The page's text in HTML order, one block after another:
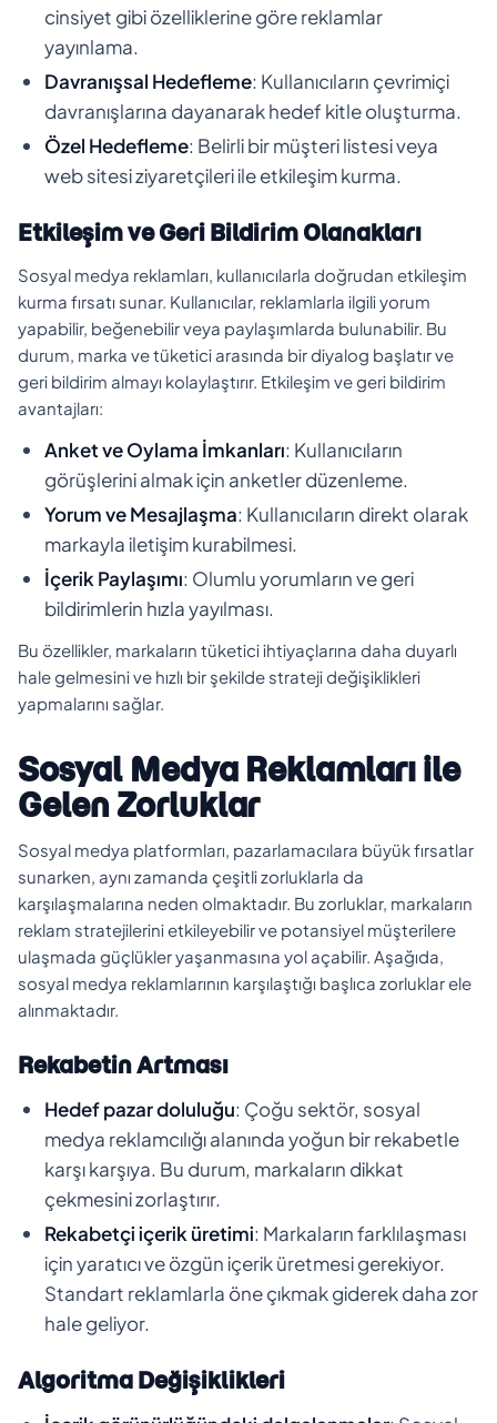
cinsiyet gibi özelliklerine göre reklamlar
yayınlama.
Davranışsal Hedefleme: Kullanıcıların çevrimiçi
davranışlarına dayanarak hedef kitle oluşturma.
Özel Hedefleme: Belirli bir müşteri listesi veya
web sitesi ziyaretçileri ile etkileşim kurma.
Etkileşim ve Geri Bildirim Olanakları
Sosyal medya reklamları, kullanıcılarla doğrudan etkileşim
kurma fırsatı sunar. Kullanıcılar, reklamlarla ilgili yorum
yapabilir, beğenebilir veya paylaşımlarda bulunabilir. Bu
durum, marka ve tüketici arasında bir diyalog başlatır ve
geri bildirim almayı kolaylaştırır. Etkileşim ve geri bildirim
avantajları:
Anket ve Oylama İmkanları: Kullanıcıların
görüşlerini almak için anketler düzenleme.
Yorum ve Mesajlaşma: Kullanıcıların direkt olarak
markayla iletişim kurabilmesi.
İçerik Paylaşımı: Olumlu yorumların ve geri
bildirimlerin hızla yayılması.
Bu özellikler, markaların tüketici ihtiyaçlarına daha duyarlı
hale gelmesini ve hızlı bir şekilde strateji değişiklikleri
yapmalarını sağlar.
Sosyal Medya Reklamları ile
Gelen Zorluklar
Sosyal medya platformları, pazarlamacılara büyük fırsatlar
sunarken, aynı zamanda çeşitli zorluklarla da
karşılaşmalarına neden olmaktadır. Bu zorluklar, markaların
reklam stratejilerini etkileyebilir ve potansiyel müşterilere
ulaşmada güçlükler yaşanmasına yol açabilir. Aşağıda,
sosyal medya reklamlarının karşılaştığı başlıca zorluklar ele
alınmaktadır.
Rekabetin Artması
Hedef pazar doluluğu: Çoğu sektör, sosyal
medya reklamcılığı alanında yoğun bir rekabetle
karşı karşıya. Bu durum, markaların dikkat
çekmesini zorlaştırır.
Rekabetçi içerik üretimi: Markaların farklılaşması
için yaratıcı ve özgün içerik üretmesi gerekiyor.
Standart reklamlarla öne çıkmak giderek daha zor
hale geliyor.
Algoritma Değişiklikleri